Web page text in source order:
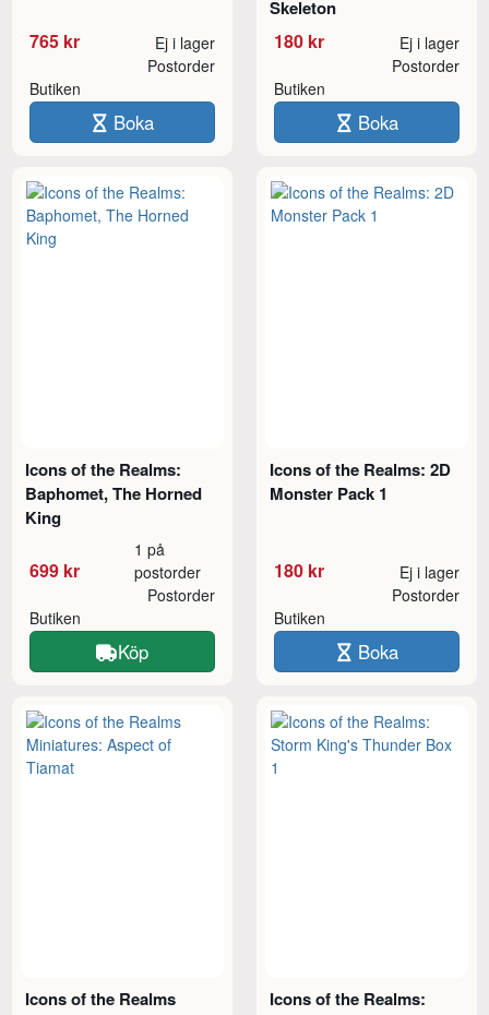
765 kr Ej i lager
Butiken
Postorder
Boka
Skeleton
180 kr Ej i lager
Butiken
Postorder
Boka
Icons of the Realms:
Baphomet, The Horned
King
699 kr
1 på
postorder
Butiken
Postorder
Köp
Icons of the Realms: 2D
Monster Pack 1
180 kr Ej i lager
Butiken
Postorder
Boka
Icons of the Realms
Icons of the Realms: